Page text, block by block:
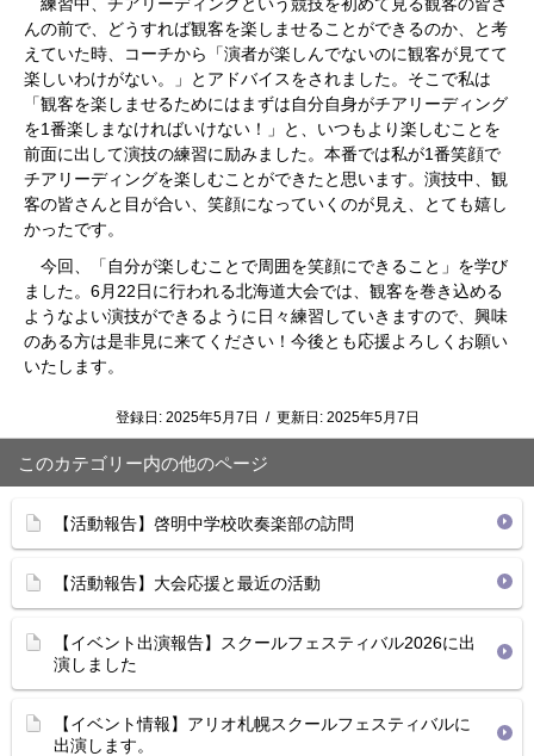
んの前で、どうすれば観客を楽しませることができるのか、と考
えていた時、コーチから「演者が楽しんでないのに観客が見てて
楽しいわけがない。」とアドバイスをされました。そこで私は
「観客を楽しませるためにはまずは自分自身がチアリーディング
を1番楽しまなければいけない！」と、いつもより楽しむことを
前面に出して演技の練習に励みました。本番では私が1番笑顔で
チアリーディングを楽しむことができたと思います。演技中、観
客の皆さんと目が合い、笑顔になっていくのが見え、とても嬉し
かったです。
今回、「自分が楽しむことで周囲を笑顔にできること」を学び
ました。 6月 22日に行われる北海道大会では、観客を巻き込める
ようなよい演技ができるように日々練習していきますので、興味
のある方は是非見に来てください！今後とも応援よろしくお願い
いたします。
登録日: 2025年5月7日 / 更新日: 2025年5月7日
このカテゴリー内の他のページ
【活動報告】啓明中学校吹奏楽部の訪問
【活動報告】大会応援と最近の活動
【イベント出演報告】スクールフェスティバル2026に出
演しました
【イベント情報】アリオ札幌スクールフェスティバルに
出演します。